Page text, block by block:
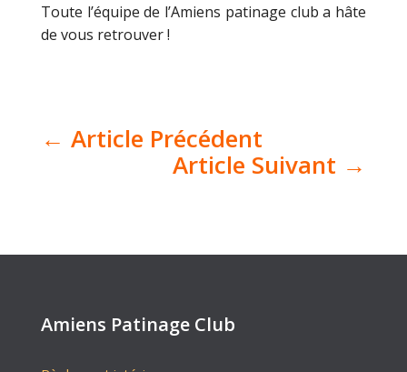
Toute l’équipe de l’Amiens patinage club a hâte
de vous retrouver !
← Article Précédent
Article Suivant →
Amiens Patinage Club